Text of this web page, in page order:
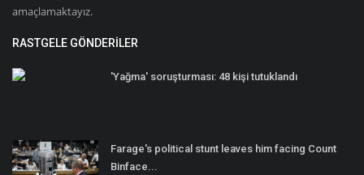
amaçlamaktayız.
RASTGELE GÖNDERILER
'Yağma' soruşturması: 48 kişi tutuklandı
Farage's political stunt leaves him facing Count
Binface...